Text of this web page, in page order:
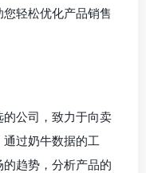
轻松优化产品销售
公司，致力于向卖
过奶牛数据的工
趋势，分析产品的